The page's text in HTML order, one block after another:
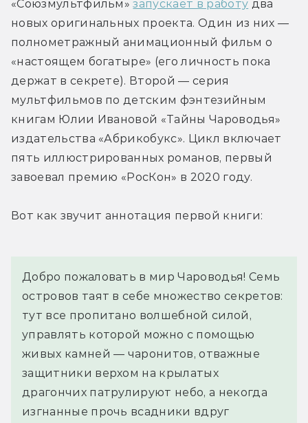
«Союзмультфильм» запускает в работу два
новых оригинальных проекта. Один из них —
полнометражный анимационный фильм о
«настоящем богатыре» (его личность пока
держат в секрете). Второй — серия
мультфильмов по детским фэнтезийным
книгам Юлии Ивановой «Тайны Чароводья»
издательства «Абрикобукс». Цикл включает
пять иллюстрированных романов, первый
завоевал премию «РосКон» в 2020 году.
Вот как звучит аннотация первой книги:
Добро пожаловать в мир Чароводья! Семь
островов таят в себе множество секретов:
тут все пропитано волшебной силой,
управлять которой можно с помощью
живых камней — чаронитов, отважные
защитники верхом на крылатых
драгончих патрулируют небо, а некогда
изгнанные прочь всадники вдруг